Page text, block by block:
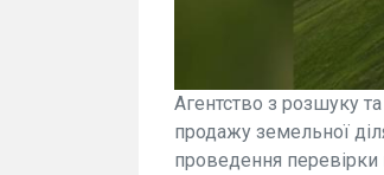
Агентство з розшуку
продажу земельної
проведення перевірки